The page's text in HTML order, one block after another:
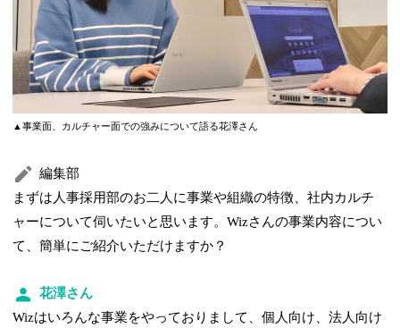
▲事業面、カルチャー面での強みについて語る花澤さん
編集部
まずは人事採用部のお二人に事業や組織の特徴、社内カルチ
ャーについて伺いたいと思います。Wizさんの事業内容につい
て、簡単にご紹介いただけますか？
花澤さん
Wizはいろんな事業をやっておりまして、個人向け、法人向け